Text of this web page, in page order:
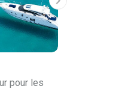
pour les